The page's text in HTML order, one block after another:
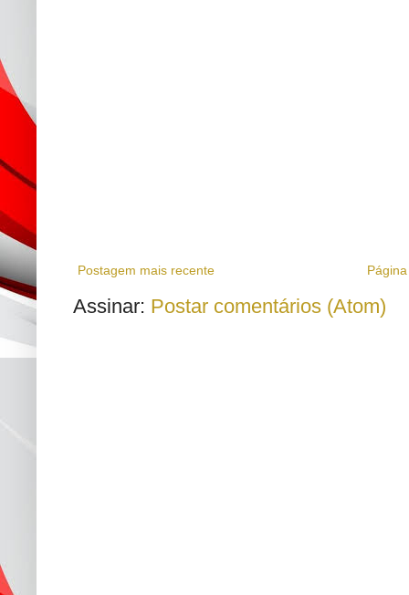
Postagem mais recente
Assinar: Postar comentários (Atom)